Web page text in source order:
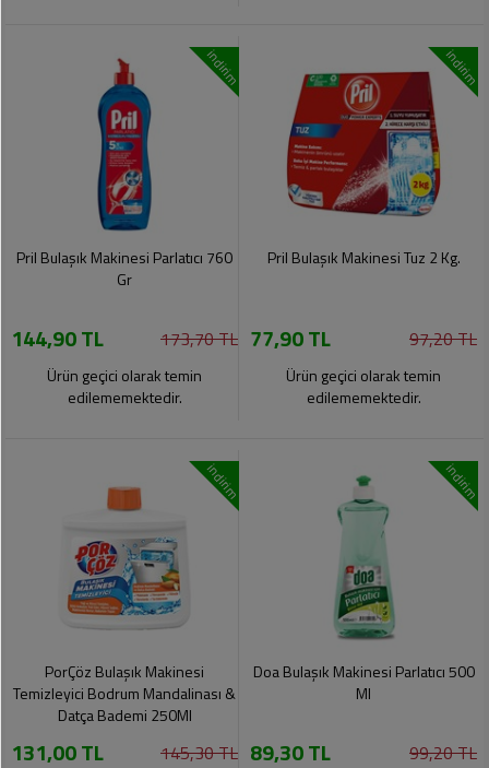
indirim
Pril Bulaşık Makinesi Parlatıcı 760
Gr
144,90 TL 173,70 TL
Ürün geçici olarak temin
edilememektedir.
indirim
Pril Bulaşık Makinesi Tuz 2 Kg.
77,90 TL 97,20 TL
Ürün geçici olarak temin
edilememektedir.
indirim
PorÇöz Bulaşık Makinesi
Temizleyici Bodrum Mandalinası &
Datça Bademi 250Ml
131,00 TL 145,30 TL
indirim
Doa Bulaşık Makinesi Parlatıcı 500
Ml
89,30 TL 99,20 TL